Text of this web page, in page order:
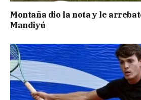
Montaña dio la nota y le
Mandiyú